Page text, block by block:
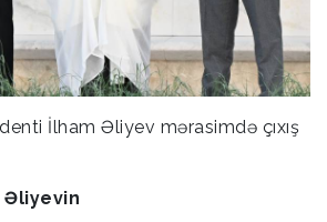
İlham Əliyev mərasimdə çıxış
Əliyevin